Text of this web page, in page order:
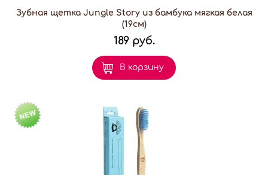
Зубная щетка Jungle Story из бамбука мягкая белая
(19см)
189 руб.
В корзину